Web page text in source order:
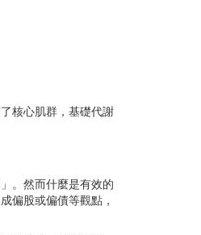
核心肌群，基礎代謝
。然而什麼是有效的
偏股或偏債等觀點，